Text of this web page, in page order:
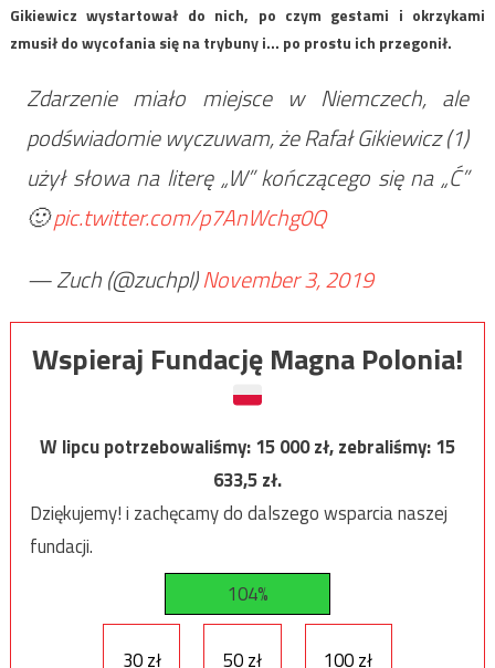
Gikiewicz wystartował do nich, po czym gestami i okrzykami
zmusił do wycofania się na trybuny i… po prostu ich przegonił.
Zdarzenie miało miejsce w Niemczech, ale
podświadomie wyczuwam, że Rafał Gikiewicz (1)
użył słowa na literę „W” kończącego się na „Ć”
🙂pic.twitter.com/p7AnWchg0Q
— Zuch (@zuchpl)November 3, 2019
Wspieraj Fundację Magna Polonia!
W lipcu potrzebowaliśmy:15 000zł, zebraliśmy:15
633,5zł.
Dziękujemy! i zachęcamy do dalszego wsparcia naszej
fundacji.
104%
30 zł 50 zł 100 zł